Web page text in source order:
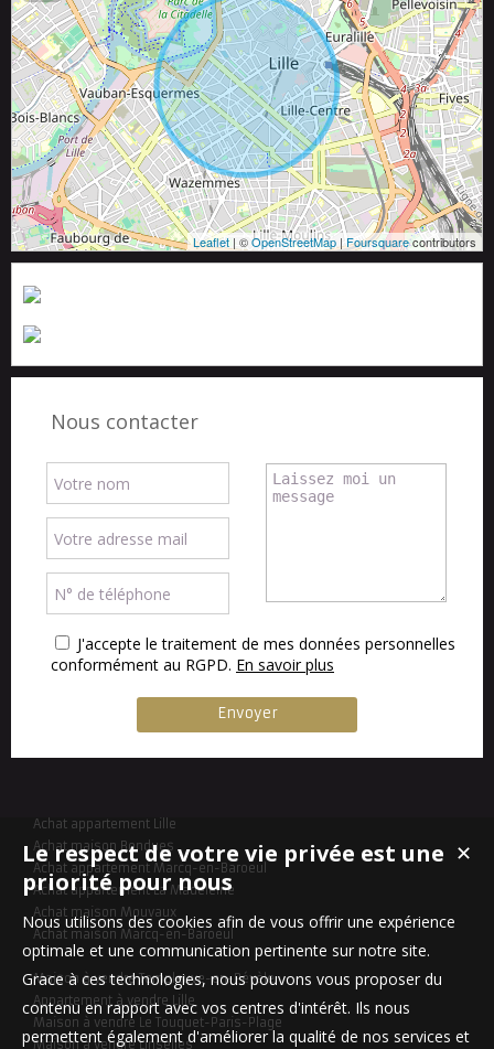
Leaflet | ©OpenStreetMap |Foursquarecontributors
Nous contacter
J'accepte le traitement de mes données personnelles
conformément au RGPD. En savoir plus
Achat appartement Lille
Achat maison Bondues
Achat appartement Marcq-en-Baroeul
Achat appartement La Madeleine
Achat maison Mouvaux
Achat maison Marcq-en-Baroeul
Maison à vendre Templeuve-en-Pévèle
Appartement à vendre Lille
Maison à vendre Le Touquet-Paris-Plage
Maison à vendre Linselles
✕
Le respect de votre vie privée est une
priorité pour nous
Nous utilisons des cookies afin de vous offrir une expérience
optimale et une communication pertinente sur notre site.
Grace à ces technologies, nous pouvons vous proposer du
contenu en rapport avec vos centres d'intérêt. Ils nous
permettent également d'améliorer la qualité de nos services et